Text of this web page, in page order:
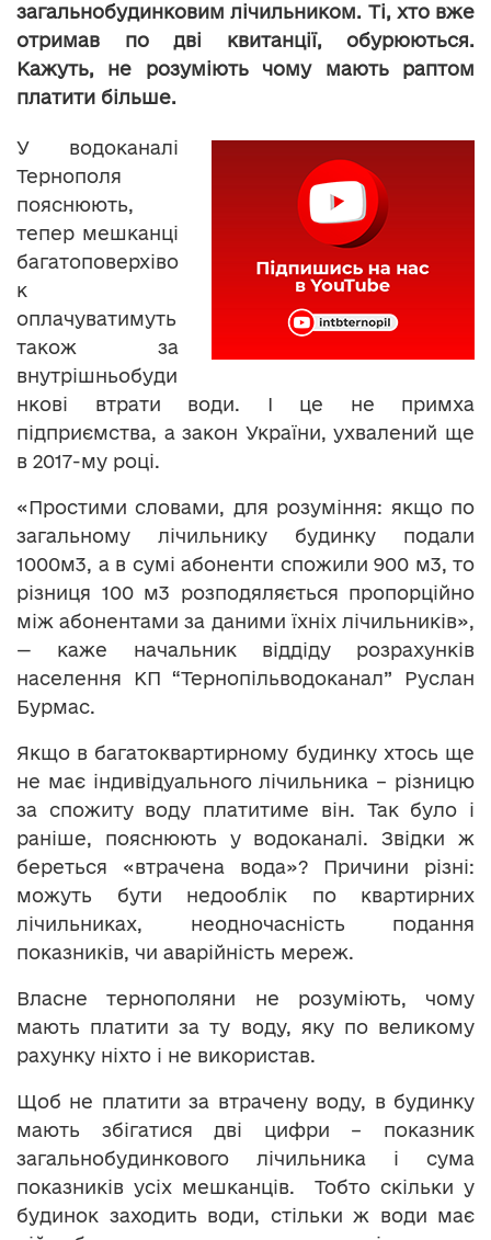
загальнобудинковим лічильником. Ті, хто вже
отримав по дві квитанції, обурюються.
Кажуть, не розуміють чому мають раптом
платити більше.
У водоканалі
Тернополя
пояснюють,
тепер мешканці
багатоповерхіво
к
оплачуватимуть
також за
внутрішньобуди
нкові втрати води. І це не примха
підприємства, а закон України, ухвалений ще
в 2017-му році.
«Простими словами, для розуміння: якщо по
загальному лічильнику будинку подали
1000м3, а в сумі абоненти спожили 900 м3, то
різниця 100 м3 розподяляється пропорційно
між абонентами за даними їхніх лічильників»,
— каже начальник віддіду розрахунків
населення КП “Тернопільводоканал” Руслан
Бурмас.
Якщо в багатоквартирному будинку хтось ще
не має індивідуального лічильника – різницю
за спожиту воду платитиме він. Так було і
раніше, пояснюють у водоканалі. Звідки ж
береться «втрачена вода»? Причини різні:
можуть бути недооблік по квартирних
лічильниках, неодночасність подання
показників, чи аварійність мереж.
Власне тернополяни не розуміють, чому
мають платити за ту воду, яку по великому
рахунку ніхто і не використав.
Щоб не платити за втрачену воду, в будинку
мають збігатися дві цифри – показник
загальнобудинкового лічильника і сума
показників усіх мешканців. Тобто скільки у
будинок заходить води, стільки ж води має